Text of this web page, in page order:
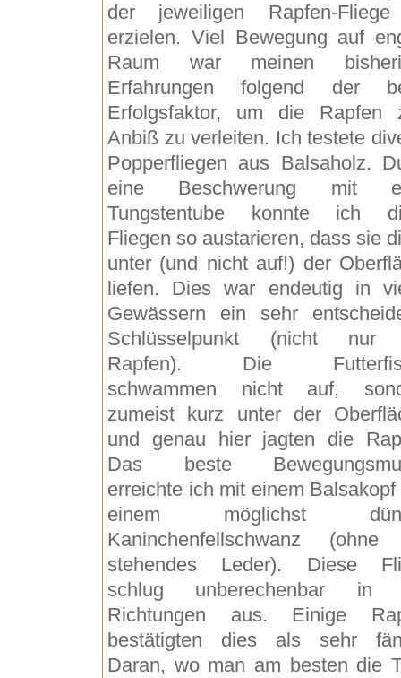
der jeweiligen Rapfen-
erzielen. Viel Bewegung auf
Raum war meinen
Erfahrungen folgend der
Erfolgsfaktor, um die Rapfen
Anbiß zu verleiten. Ich testete
Popperfliegen aus Balsaholz.
eine Beschwerung mit
Tungstentube konnte ich
Fliegen so austarieren, dass sie
unter (und nicht auf!) der
liefen. Dies war endeutig in
Gewässern ein sehr
Schlüsselpunkt (nicht nur
Rapfen). Die
schwammen nicht auf,
zumeist kurz unter der
und genau hier jagten die
Das beste
erreichte ich mit einem Balsakopf
einem möglichst
Kaninchenfellschwanz (ohne
stehendes Leder). Diese
schlug unberechenbar in
Richtungen aus. Einige
bestätigten dies als sehr
Daran, wo man am besten die